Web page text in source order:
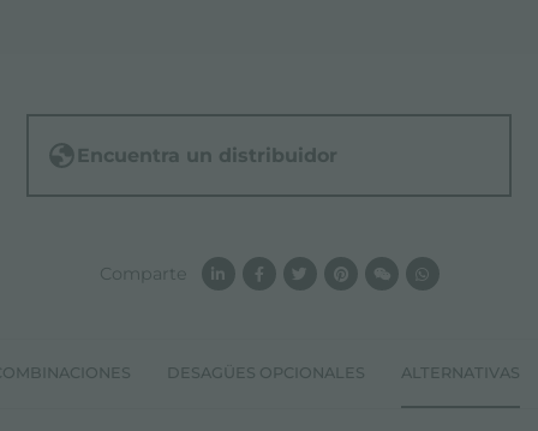
DESAGÜES OPCIONALES ALTERNATIVAS
Encuentra un distribuidor
Comparte